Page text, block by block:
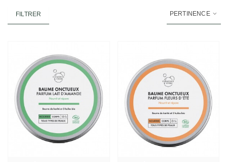
FILTRER PERTINENCE